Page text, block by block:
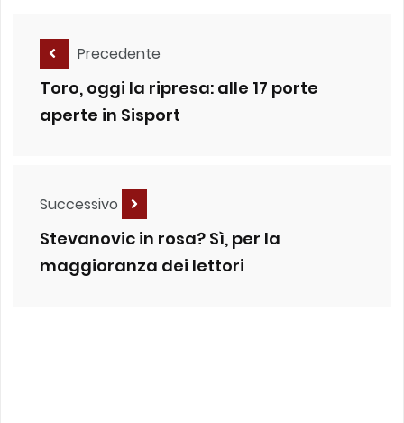
Precedente
Toro, oggi la ripresa: alle 17 porte
aperte in Sisport
Successivo
Stevanovic in rosa? Sì, per la
maggioranza dei lettori